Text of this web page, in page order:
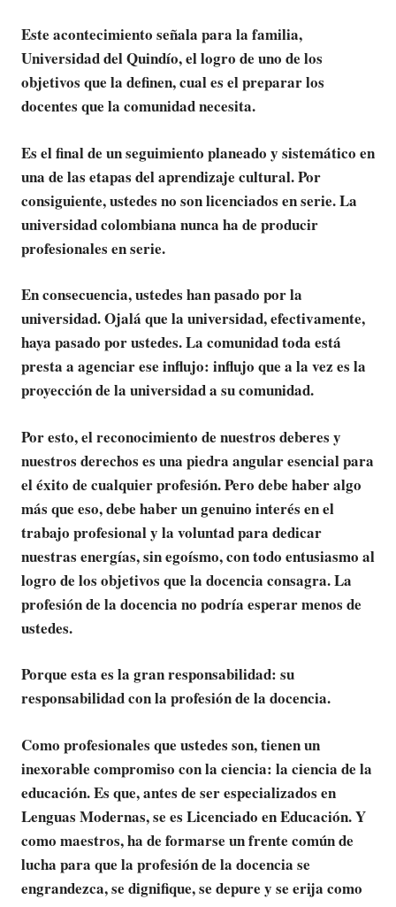
Este acontecimiento señala para la familia,
Universidad del Quindío, el logro de uno de los
objetivos que la definen, cual es el preparar los
docentes que la comunidad necesita.
Es el final de un seguimiento planeado y sistemático en
una de las etapas del aprendizaje cultural. Por
consiguiente, ustedes no son licenciados en serie. La
universidad colombiana nunca ha de producir
profesionales en serie.
En consecuencia, ustedes han pasado por la
universidad. Ojalá que la universidad, efectivamente,
haya pasado por ustedes. La comunidad toda está
presta a agenciar ese influjo: influjo que a la vez es la
proyección de la universidad a su comunidad.
Por esto, el reconocimiento de nuestros deberes y
nuestros derechos es una piedra angular esencial para
el éxito de cualquier profesión. Pero debe haber algo
más que eso, debe haber un genuino interés en el
trabajo profesional y la voluntad para dedicar
nuestras energías, sin egoísmo, con todo entusiasmo al
logro de los objetivos que la docencia consagra. La
profesión de la docencia no podría esperar menos de
ustedes.
Porque esta es la gran responsabilidad: su
responsabilidad con la profesión de la docencia.
Como profesionales que ustedes son, tienen un
inexorable compromiso con la ciencia: la ciencia de la
educación. Es que, antes de ser especializados en
Lenguas Modernas, se es Licenciado en Educación. Y
como maestros, ha de formarse un frente común de
lucha para que la profesión de la docencia se
engrandezca, se dignifique, se depure y se erija como